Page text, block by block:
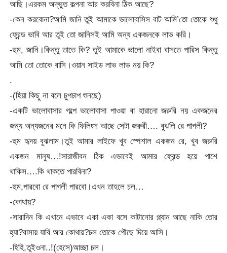
আছি।এরকম অদ্ভুত কল্পনা আর করবিনা ঠিক আছে?
-কেন করবোনা?আমি জানি তুই আমাকে ভালোবাসিস বাট আমি’তো তোকে শুধু
ফ্রেন্ড ভাবি আর তুই তো জানিসই আমি অন্য একজনকে লাভ করি।
-হুম, জানি।কিন্তু তাতে কি? তুই আমাকে ভালো নাইবা বাসতে পারিস কিন্তু
আমি তো তোকে বাসি।ওয়ান সাইড লাভ লাভ নয় কি?
.
-(হিয়া কিছু না বলে চুপচাপ শুনছে)
-একটি ভালোবাসার গল্পে ভালোবাসা পাওয়া বা হারানো জরুরি নয় একজনের
জন্য অন্যজনের মনে কি ফিলিংস আছে সেটা জরুরী…. বুঝলি রে পাগলী?
-হুম হৃদয় বুঝলাম।তুই আমার লাইফে খুব স্পেশাল একজন রে, খুব জরুরি
একজন মানুষ…!সারাজীবন ঠিক এভাবেই আমার ফ্রেন্ড হয়ে পাশে
থাকিস….কি থাকতে পারবিনা?
-হুম,পারবো রে পাগলী পারবো।এখন তাহলে চল…
-কোথায়?
-সারাদিন কি এখানে এভাবে একা একা বসে কাটানোর প্ল্যান আছে নাকি তোর
হ্যা?বাসায় যাবি আর কোথায়?চল তোকে পৌছে দিয়ে আসি।
-হিহি,তুইওনা..!(হেসে)আচ্ছা চল।